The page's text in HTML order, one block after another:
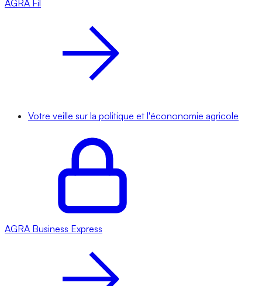
AGRA Fil
Votre veille sur la politique et l'écononomie agricole
AGRA Business Express